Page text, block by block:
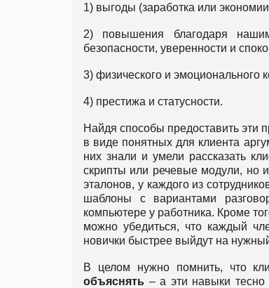
1) выгоды (заработка или
2) повышения благодаря
безопасности, уверенности и
3) физического и эмоционального
4) престижа и статусности.
Найдя способы предоставить эти
в виде понятных для клиента
них знали и умели рассказать
скрипты или речевые модули, но
эталонов, у каждого из
шаблоны с вариантами
компьютере у работника. Кроме
можно убедиться, что каждый
новички быстрее выйдут на
В целом нужно помнить, что
объяснять – а эти навыки